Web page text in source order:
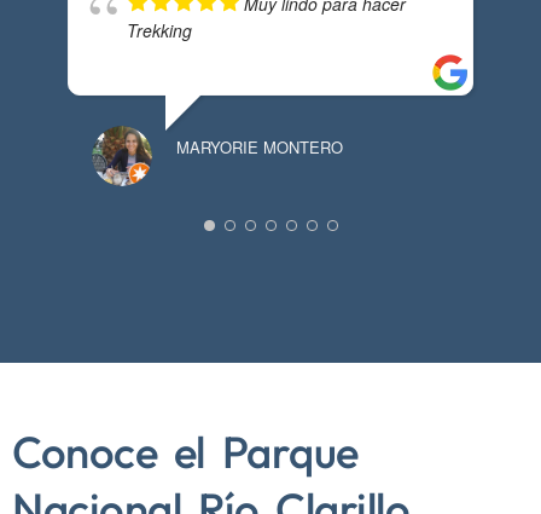
Trekking
MARYORIE MONTERO
Conoce el Parque